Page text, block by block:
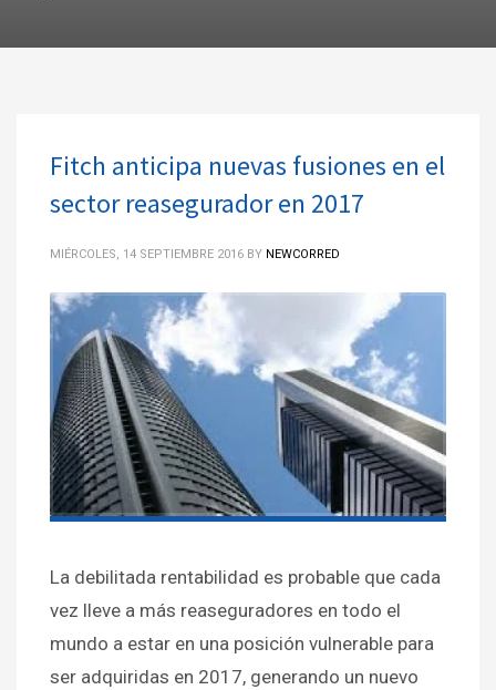
Fitch anticipa nuevas fusiones en el
sector reasegurador en 2017
MIÉRCOLES, 14 SEPTIEMBRE 2016 BY NEWCORRED
La debilitada rentabilidad es probable que cada
vez lleve a más reaseguradores en todo el
mundo a estar en una posición vulnerable para
ser adquiridas en 2017, generando un nuevo